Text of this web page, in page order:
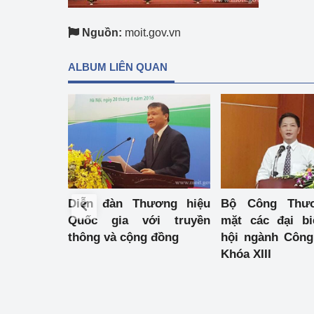
hiệu quả
Thông báo
Bảo vệ môi trường
Bảo vệ nền tảng tư
Doanh nghiệp -
Xúc tiến thương mại
Thị trường nước
Nguồn: moit.gov.vn
ALBUM LIÊN QUAN
Diễn đàn Thương hiệu
Quốc gia với truyền
thông và cộng đồng
Bộ Công
mặt các đại
hội ngành
Khóa XIII